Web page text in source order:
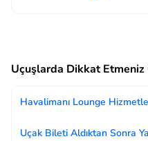
Uçuşlarda Dikkat
Havalimanı Lounge
Uçak Bileti Aldıktan Sonra